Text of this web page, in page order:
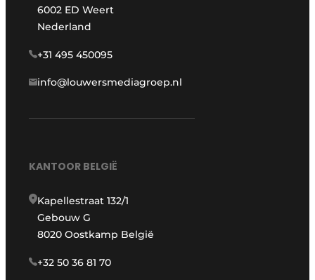
6002 ED Weert
Nederland
+31 495 450095
info@louwersmediagroep.nl
KANTOOR BELGIË
Kapellestraat 132/1
Gebouw G
8020 Oostkamp België
+32 50 36 81 70